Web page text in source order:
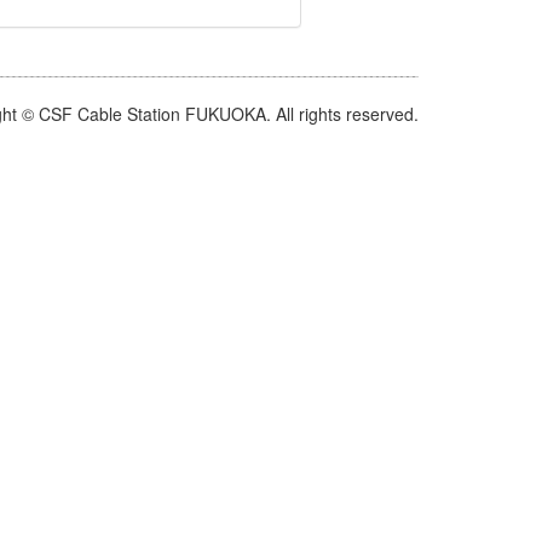
© CSF Cable Station FUKUOKA. All rights reserved.